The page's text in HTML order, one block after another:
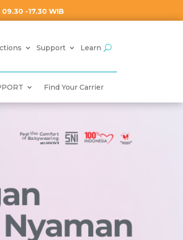
09.30 -17.30 WIB
Support Learn
Find Your Carrier